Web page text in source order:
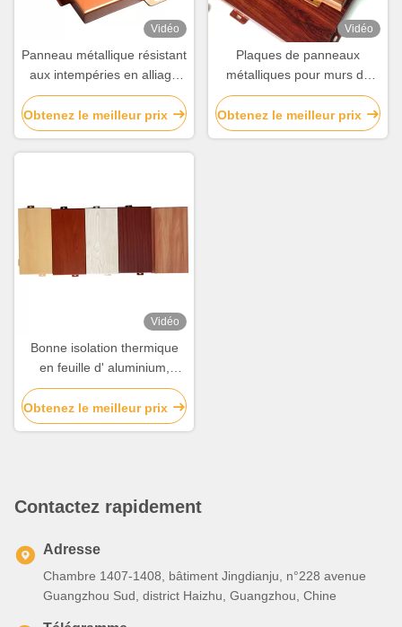
Vidéo
Panneau métallique résistant
aux intempéries en alliage
d'aluminium
Obtenez le meilleur prix
Vidéo
Plaques de panneaux
métalliques pour murs de
rideau en alliage
d'aluminium
Obtenez le meilleur prix
Vidéo
Bonne isolation thermique
en feuille d' aluminium,
panneau en bois d'
aluminium insonorisé
Obtenez le meilleur prix
Contactez rapidement
Adresse
Chambre 1407-1408, bâtiment Jingdianju, n°228 avenue
Guangzhou Sud, district Haizhu, Guangzhou, Chine